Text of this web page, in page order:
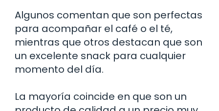
Algunos comentan que son perfectas
para acompañar el café o el té,
mientras que otros destacan que son
un excelente snack para cualquier
momento del día.
La mayoría coincide en que son un